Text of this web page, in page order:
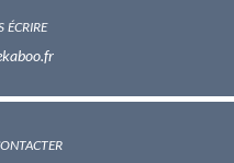
écrire